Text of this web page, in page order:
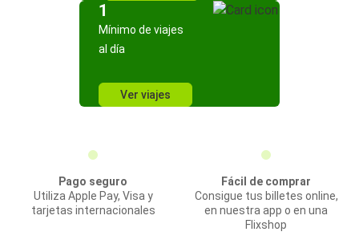
1
Mínimo de viajes
al día
Ver viajes
Pago seguro
Utiliza Apple Pay, Visa y
tarjetas internacionales
Fácil de comprar
Consigue tus billetes online,
en nuestra app o en una
Flixshop